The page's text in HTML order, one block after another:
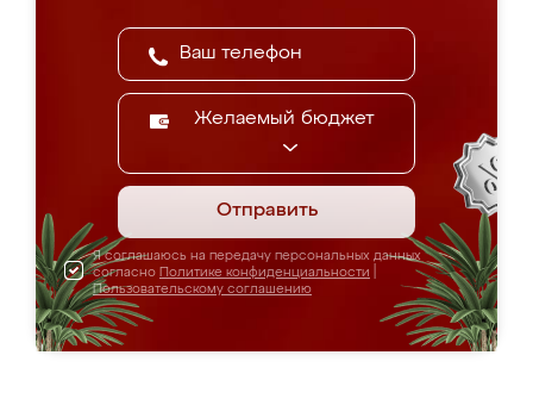
Желаемый бюджет
Отправить
Я соглашаюсь на передачу персональных данных
согласно Политике конфиденциальности
Пользовательскому соглашению